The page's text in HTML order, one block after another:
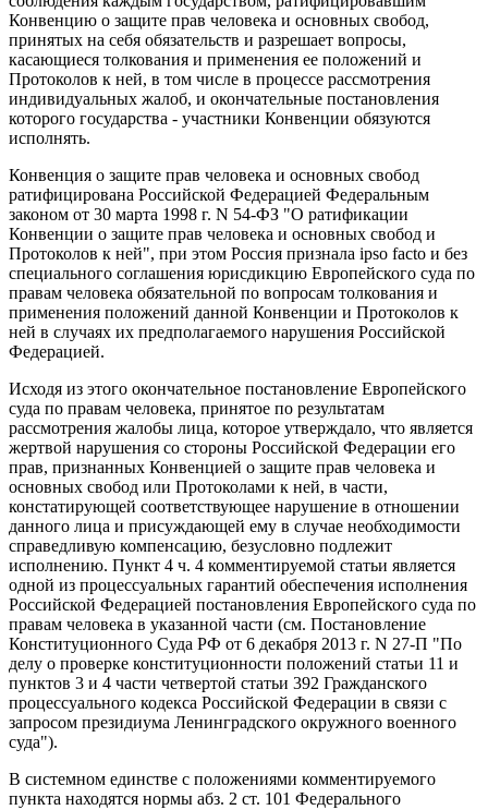
Конвенцию о защите прав человека и основных свобод,
принятых на себя обязательств и разрешает вопросы,
касающиеся толкования и применения ее положений и
Протоколов к ней, в том числе в процессе рассмотрения
индивидуальных жалоб, и окончательные постановления
которого государства - участники Конвенции обязуются
исполнять.
Конвенция о защите прав человека и основных свобод
ратифицирована Российской Федерацией Федеральным
законом от 30 марта 1998 г. N 54-ФЗ "О ратификации
Конвенции о защите прав человека и основных свобод и
Протоколов к ней", при этом Россия признала ipso facto и без
специального соглашения юрисдикцию Европейского суда по
правам человека обязательной по вопросам толкования и
применения положений данной Конвенции и Протоколов к
ней в случаях их предполагаемого нарушения Российской
Федерацией.
Исходя из этого окончательное постановление Европейского
суда по правам человека, принятое по результатам
рассмотрения жалобы лица, которое утверждало, что является
жертвой нарушения со стороны Российской Федерации его
прав, признанных Конвенцией о защите прав человека и
основных свобод или Протоколами к ней, в части,
констатирующей соответствующее нарушение в отношении
данного лица и присуждающей ему в случае необходимости
справедливую компенсацию, безусловно подлежит
исполнению. Пункт 4 ч. 4 комментируемой статьи является
одной из процессуальных гарантий обеспечения исполнения
Российской Федерацией постановления Европейского суда по
правам человека в указанной части (см. Постановление
Конституционного Суда РФ от 6 декабря 2013 г. N 27-П "По
делу о проверке конституционности положений статьи 11 и
пунктов 3 и 4 части четвертой статьи 392 Гражданского
процессуального кодекса Российской Федерации в связи с
запросом президиума Ленинградского окружного военного
суда").
В системном единстве с положениями комментируемого
пункта находятся нормы абз. 2 ст. 101 Федерального